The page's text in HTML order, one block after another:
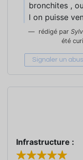
bronchites ,
l on puisse
rédigé par
été
Signaler un abus
Infrastructure :